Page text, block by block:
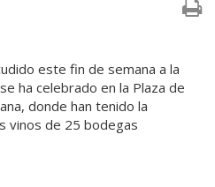
este fin de semana a la
ha celebrado en la Plaza de
donde han tenido la
vinos de 25 bodegas